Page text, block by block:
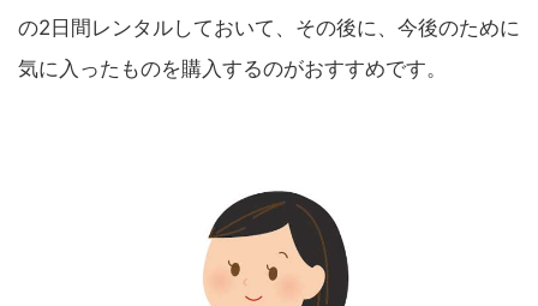
の2日間レンタルしておいて、その後に、今後のために
気に入ったものを購入するのがおすすめです。